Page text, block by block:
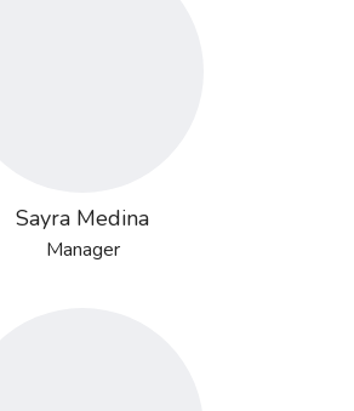
Sayra Medina
Manager